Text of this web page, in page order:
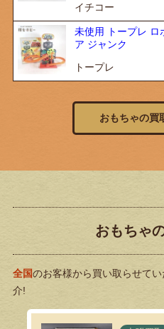
イチコー
未使用 トープレ ロ
ア ジャンク
トープレ
おもちゃの買
おもちゃ
全国のお客様から買い取らせて
介!